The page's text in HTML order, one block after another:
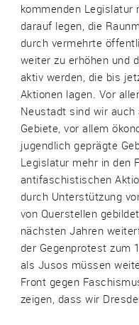
kommenden Legislatur
darauf legen, die
durch vermehrte
weiter zu erhöhen und
aktiv werden, die bis
Aktionen lagen. Vor
Neustadt sind wir auch
Gebiete, vor allem
jugendlich geprägte
Legislatur mehr in den
antifaschistischen
durch Unterstützung
von Querstellen
nächsten Jahren
der Gegenprotest zum
als Jusos müssen
Front gegen
zeigen, dass wir